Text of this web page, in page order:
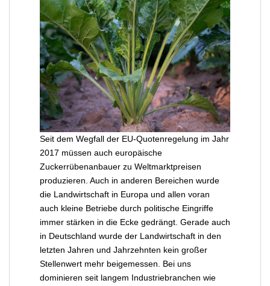
Seit dem Wegfall der EU-Quotenregelung im Jahr
2017 müssen auch europäische
Zuckerrübenanbauer zu Weltmarktpreisen
produzieren. Auch in anderen Bereichen wurde
die Landwirtschaft in Europa und allen voran
auch kleine Betriebe durch politische Eingriffe
immer stärken in die Ecke gedrängt. Gerade auch
in Deutschland wurde der Landwirtschaft in den
letzten Jahren und Jahrzehnten kein großer
Stellenwert mehr beigemessen. Bei uns
dominieren seit langem Industriebranchen wie